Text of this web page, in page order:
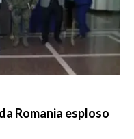
Romania esploso